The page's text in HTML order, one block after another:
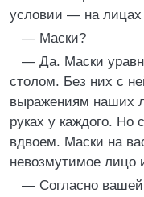
условии — на лицах
— Маски?
— Да. Маски
столом. Без них с
выражениям наших
руках у каждого. Но
вдвоем. Маски на
невозмутимое лицо
— Согласно